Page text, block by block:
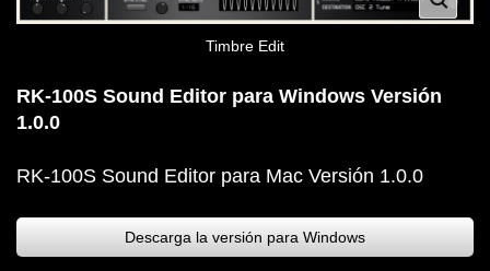
Timbre Edit
RK-100S Sound Editor para Windows Versión
1.0.0
RK-100S Sound Editor para Mac Versión 1.0.0
Descarga la versión para Windows